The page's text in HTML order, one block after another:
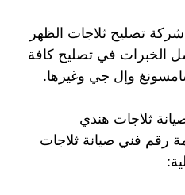
تصليح ثلاجات الظهر
لك أفضل الخبرات في تصليح كافة
وإل جي وغيرها.
ثلاجات هندي
رقم فني صيانة ثلاجات